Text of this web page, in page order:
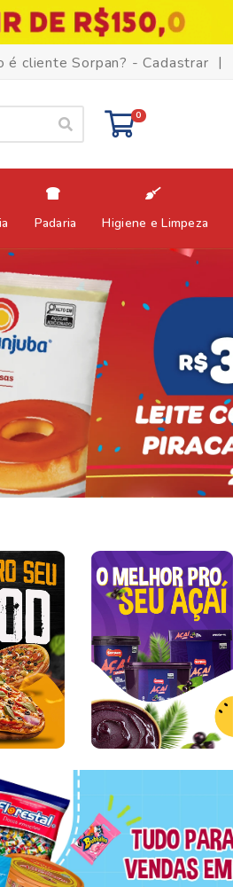
é cliente Sorpan? - Cadastrar |
0
Padaria Higiene e Limpeza